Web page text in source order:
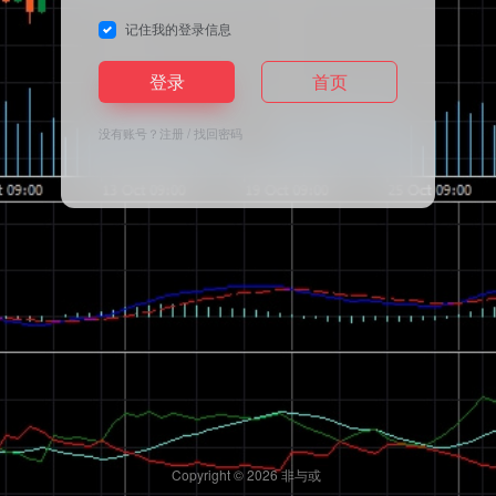
记住我的登录信息
登录 首页
没有账号？ 注册 /找回密码
Copyright © 2026非与或